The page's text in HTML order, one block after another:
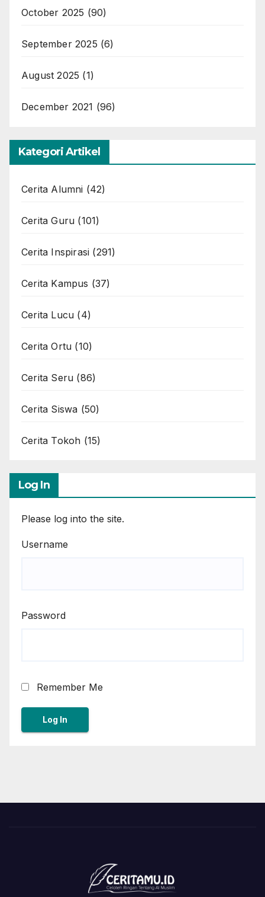
October 2025 (90)
September 2025 (6)
August 2025 (1)
December 2021 (96)
Kategori Artikel
Cerita Alumni (42)
Cerita Guru (101)
Cerita Inspirasi (291)
Cerita Kampus (37)
Cerita Lucu (4)
Cerita Ortu (10)
Cerita Seru (86)
Cerita Siswa (50)
Cerita Tokoh (15)
Log In
Please log into the site.
Username
Password
Remember Me